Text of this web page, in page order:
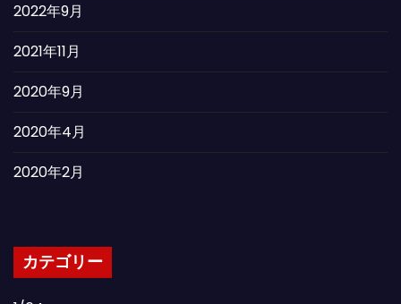
2022年9月
2021年11月
2020年9月
2020年4月
2020年2月
カテゴリー